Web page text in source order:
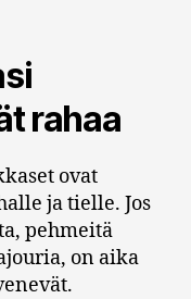
rahaa
ovat
ja tielle. Jos
pehmeitä
on aika